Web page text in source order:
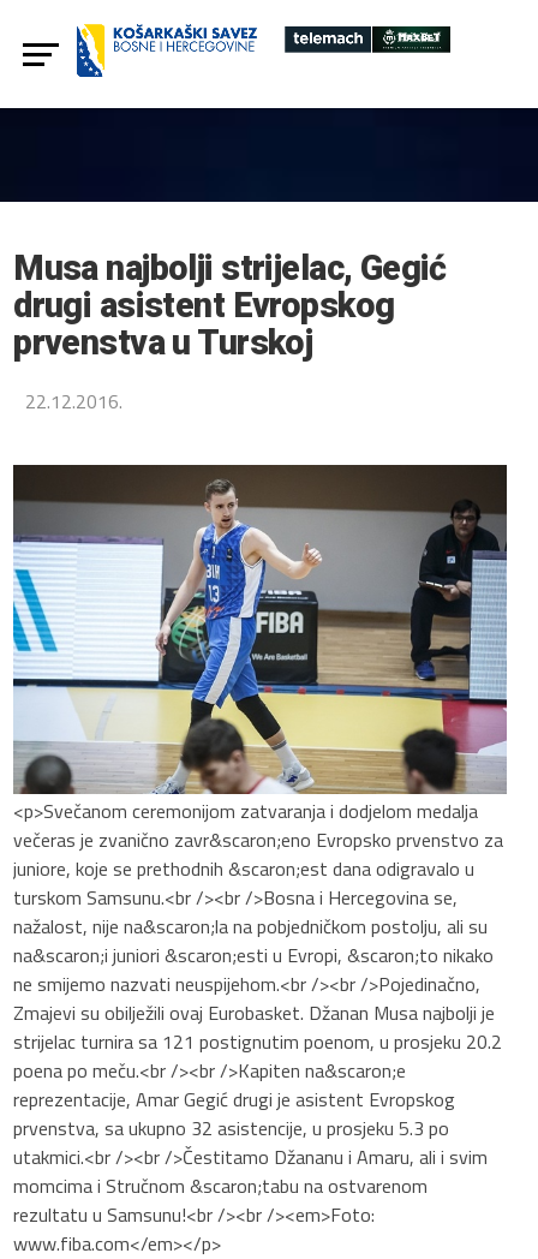
Musa najbolji strijelac, Gegić
drugi asistent Evropskog
prvenstva u Turskoj
22.12.2016.
<p>Svečanom ceremonijom zatvaranja i dodjelom medalja
večeras je zvanično zavr&scaron;eno Evropsko prvenstvo za
juniore, koje se prethodnih &scaron;est dana odigravalo u
turskom Samsunu.<br /><br />Bosna i Hercegovina se,
nažalost, nije na&scaron;la na pobjedničkom postolju, ali su
na&scaron;i juniori &scaron;esti u Evropi, &scaron;to nikako
ne smijemo nazvati neuspijehom.<br /><br />Pojedinačno,
Zmajevi su obilježili ovaj Eurobasket. Džanan Musa najbolji je
strijelac turnira sa 121 postignutim poenom, u prosjeku 20.2
poena po meču.<br /><br />Kapiten na&scaron;e
reprezentacije, Amar Gegić drugi je asistent Evropskog
prvenstva, sa ukupno 32 asistencije, u prosjeku 5.3 po
utakmici.<br /><br />Čestitamo Džananu i Amaru, ali i svim
momcima i Stručnom &scaron;tabu na ostvarenom
rezultatu u Samsunu!<br /><br /><em>Foto:
www.fiba.com</em></p>